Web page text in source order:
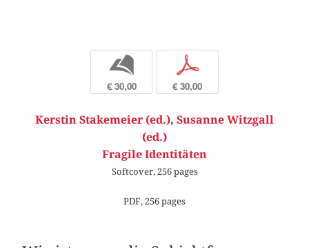
b
€ 30,00
p
€ 30,00
Kerstin Stakemeier (ed.), Susanne Witzgall
(ed.)
Fragile Identitäten
Softcover, 256 pages
PDF, 256 pages